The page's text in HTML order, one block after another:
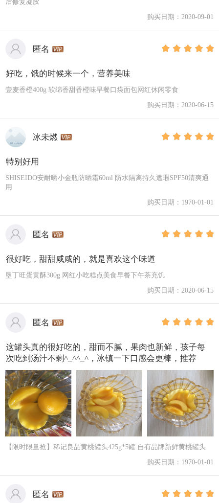
后修复凝胶
购买日期：2020-09-01
匿名
好吃，饿的时候来一个，营养美味
壹麦香橙400g 软绵香甜香橙味早餐口袋面包网红休闲零食
购买日期：2020-06-15
冰未燃
特别好用
SHISEIDO安耐晒小金瓶防晒霜60ml 防水隔离持久遮瑕SPF50清爽通
用
购买日期：1970-01-01
匿名
很好吃，甜甜咸咸的，就是喜欢这个味道
垦丁旺蛋黄酥300g 网红小吃糕点美食早餐下午茶充饥
购买日期：2020-06-15
匿名
这罐头真的很好吃的，甜而不腻，果肉也新鲜，孩子每
次吃到汤汁不剩^_^^_^，冰镇一下口感会更棒，推荐
【限时限量抢】稀记良品黄桃罐头425g*5罐 自有品牌新鲜黄桃罐头
购买日期：1970-01-01
匿名